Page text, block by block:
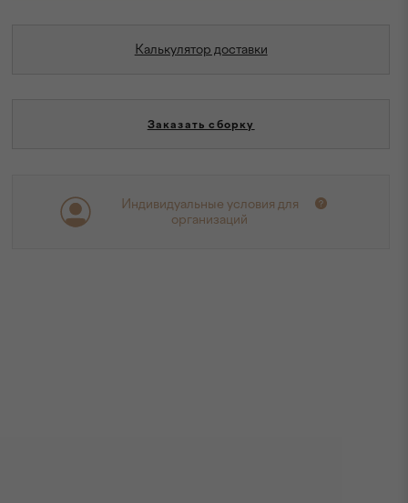
Калькулятор доставки
Заказать сборку
Индивидуальные условия для
организаций